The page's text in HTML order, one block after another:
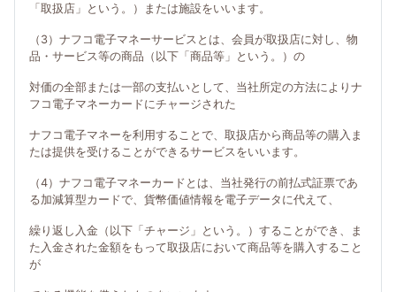
「取扱店」という。）または施設をいいます。
（3）ナフコ電子マネーサービスとは、会員が取扱店に対し、物
品・サービス等の商品（以下「商品等」という。）の
対価の全部または一部の支払いとして、当社所定の方法によりナ
フコ電子マネーカードにチャージされた
ナフコ電子マネーを利用することで、取扱店から商品等の購入ま
たは提供を受けることができるサービスをいいます。
（4）ナフコ電子マネーカードとは、当社発行の前払式証票であ
る加減算型カードで、貨幣価値情報を電子データに代えて、
繰り返し入金（以下「チャージ」という。）することができ、ま
た入金された金額をもって取扱店において商品等を購入すること
が